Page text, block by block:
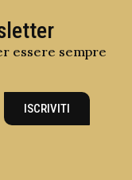
essere sempre
ISCRIVITI